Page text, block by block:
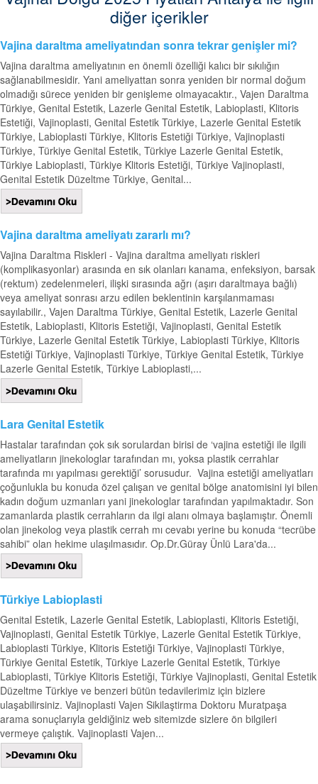
diğer içerikler
Vajina daraltma ameliyatından sonra tekrar genişler mi?
Vajina daraltma ameliyatının en önemli özelliği kalıcı bir sıkılığın
sağlanabilmesidir. Yani ameliyattan sonra yeniden bir normal doğum
olmadığı sürece yeniden bir genişleme olmayacaktır., Vajen Daraltma
Türkiye, Genital Estetik, Lazerle Genital Estetik, Labioplasti, Klitoris
Estetiği, Vajinoplasti, Genital Estetik Türkiye, Lazerle Genital Estetik
Türkiye, Labioplasti Türkiye, Klitoris Estetiği Türkiye, Vajinoplasti
Türkiye, Türkiye Genital Estetik, Türkiye Lazerle Genital Estetik,
Türkiye Labioplasti, Türkiye Klitoris Estetiği, Türkiye Vajinoplasti,
Genital Estetik Düzeltme Türkiye, Genital...
Vajina daraltma ameliyatı zararlı mı?
Vajina Daraltma Riskleri - Vajina daraltma ameliyatı riskleri
(komplikasyonlar) arasında en sık olanları kanama, enfeksiyon, barsak
(rektum) zedelenmeleri, ilişki sırasında ağrı (aşırı daraltmaya bağlı)
veya ameliyat sonrası arzu edilen beklentinin karşılanmaması
sayılabilir., Vajen Daraltma Türkiye, Genital Estetik, Lazerle Genital
Estetik, Labioplasti, Klitoris Estetiği, Vajinoplasti, Genital Estetik
Türkiye, Lazerle Genital Estetik Türkiye, Labioplasti Türkiye, Klitoris
Estetiği Türkiye, Vajinoplasti Türkiye, Türkiye Genital Estetik, Türkiye
Lazerle Genital Estetik, Türkiye Labioplasti,...
Lara Genital Estetik
Hastalar tarafından çok sık sorulardan birisi de ‘vajina estetiği ile ilgili
ameliyatların jinekologlar tarafından mı, yoksa plastik cerrahlar
tarafında mı yapılması gerektiği’ sorusudur. Vajina estetiği ameliyatları
çoğunlukla bu konuda özel çalışan ve genital bölge anatomisini iyi bilen
kadın doğum uzmanları yani jinekologlar tarafından yapılmaktadır. Son
zamanlarda plastik cerrahların da ilgi alanı olmaya başlamıştır. Önemli
olan jinekolog veya plastik cerrah mı cevabı yerine bu konuda “tecrübe
sahibi” olan hekime ulaşılmasıdır. Op.Dr.Güray Ünlü Lara'da...
Türkiye Labioplasti
Genital Estetik, Lazerle Genital Estetik, Labioplasti, Klitoris Estetiği,
Vajinoplasti, Genital Estetik Türkiye, Lazerle Genital Estetik Türkiye,
Labioplasti Türkiye, Klitoris Estetiği Türkiye, Vajinoplasti Türkiye,
Türkiye Genital Estetik, Türkiye Lazerle Genital Estetik, Türkiye
Labioplasti, Türkiye Klitoris Estetiği, Türkiye Vajinoplasti, Genital Estetik
Düzeltme Türkiye ve benzeri bütün tedavilerimiz için bizlere
ulaşabilirsiniz. Vajinoplasti Vajen Sikilaştirma Doktoru Muratpaşa
arama sonuçlarıyla geldiğiniz web sitemizde sizlere ön bilgileri
vermeye çalıştık. Vajinoplasti Vajen...